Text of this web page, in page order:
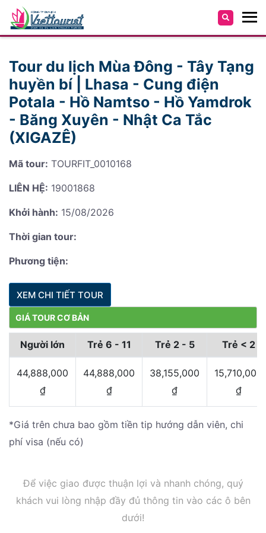
Tour du lịch Mùa Đông - Tây Tạng
huyền bí | Lhasa - Cung điện
Potala - Hồ Namtso - Hồ Yamdrok
- Băng Xuyên - Nhật Ca Tắc
(XIGAZÊ)
Mã tour: TOURFIT_0010168
LIÊN HỆ: 19001868
Khởi hành: 15/08/2026
Thời gian tour:
Phương tiện:
XEM CHI TIẾT TOUR
GIÁ TOUR CƠ BẢN
Người lớn Trẻ 6 - 11 Trẻ 2 - 5 Trẻ < 2
44,888,000
₫
44,888,000
₫
38,155,000
₫
15,710,000
₫
*Giá trên chưa bao gồm tiền tip hướng dẫn viên, chi
phí visa (nếu có)
Để việc giao được thuận lợi và nhanh chóng, quý
khách vui lòng nhập đầy đủ thông tin vào các ô bên
dưới!